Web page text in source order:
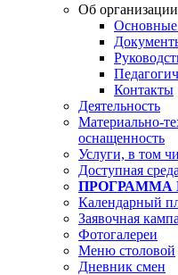
Об
Основные
Контакты
Деятельность
Материально-
оснащенность
Услуги, в том
Доступная среда
ПРОГРАММА
Календарный
Заявочная
Фотогалереи
Меню столовой
Дневник смен